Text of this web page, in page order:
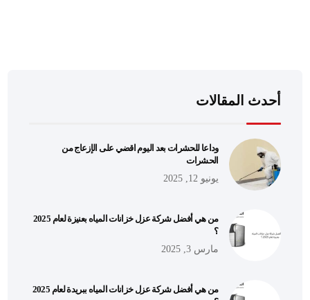
أحدث المقالات
وداعا للحشرات بعد اليوم اقضي على الإزعاج من
الحشرات
يونيو 12, 2025
من هي أفضل شركة عزل خزانات المياه بعنيزة لعام 2025
؟
مارس 3, 2025
من هي أفضل شركة عزل خزانات المياه ببريدة لعام 2025